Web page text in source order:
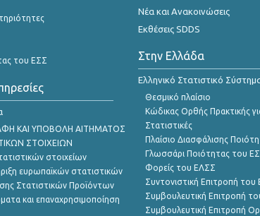
του ΕΣΣ
ΚΑΙ ΥΠΟΒΟΛΗ ΑΙΤΗΜΑΤΟΣ
ΣΤΟΙΧΕΙΩΝ
στοιχείων
ευρωπαϊκών στατιστικών
Στατιστικών Προϊόντων
και επαναχρησιμοποίηση
Νέα και Ανακοινώσεις
Εκθέσεις SDDS
Στην Ελλάδα
Ελληνικό Στατιστικό
Θεσμικό πλαίσιο
Κώδικας Ορθής Πρακτικής
Στατιστικές
Πλαίσιο Διασφάλισης
Γλωσσάρι Ποιότητας του
Φορείς του ΕΛΣΣ
Συντονιστική Επιτροπή του
Συμβουλευτική Επιτροπή
Συμβουλευτική Επιτροπή